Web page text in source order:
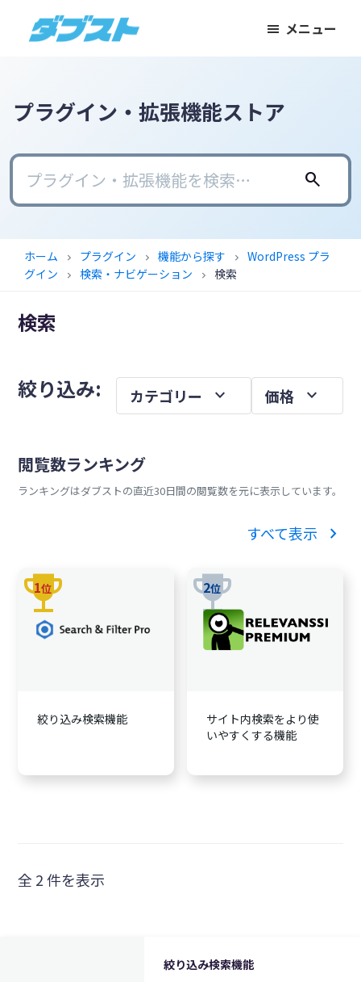
ン
に
バ
に
キ
プ
ト
の
モ
ー
ネ
に
武
を
メニュー
プラグイン・拡張機能ストア
search
ホーム chevron_right プラグイン chevron_right 機能から探す chevron_right
WordPress プラ
グイン
chevron_right 検索・ナビゲーション chevron_right 検索
検索
メ
サ
イ
ド
絞り込み: 価格 expand_more
カテゴリー expand_more
閲覧数ランキング
ランキングはダブストの直近30日間の閲覧数を元に表示しています。
すべて表示 chevron_right
trophy
1位
絞り込み検索機能
trophy
2位
サイト内検索をより使
いやすくする機能
全 2 件を表示
絞り込み検索機能